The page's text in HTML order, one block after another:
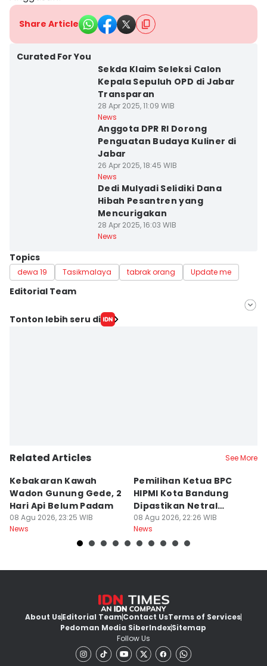
Share Article
Curated For You
Sekda Klaim Seleksi Calon
Kepala Sepuluh OPD di Jabar
Transparan
28 Apr 2025, 11:09 WIB
News
Anggota DPR RI Dorong
Penguatan Budaya Kuliner di
Jabar
26 Apr 2025, 18:45 WIB
News
Dedi Mulyadi Selidiki Dana
Hibah Pesantren yang
Mencurigakan
28 Apr 2025, 16:03 WIB
News
Topics
dewa 19 Tasikmalaya tabrak orang Update me
Editorial Team
Editor
Tonton lebih seru di
Related Articles See More
Kebakaran Kawah
Wadon Gunung Gede, 2
Hari Api Belum Padam
08 Agu 2026, 23:25 WIB
News
Pemilihan Ketua BPC
HIPMI Kota Bandung
Dipastikan Netral
Tanpa Tekanan
08 Agu 2026, 22:26 WIB
News
About UsEditorial TeamContact UsTerms of Services
Pedoman Media SiberIndexSitemap
Follow Us